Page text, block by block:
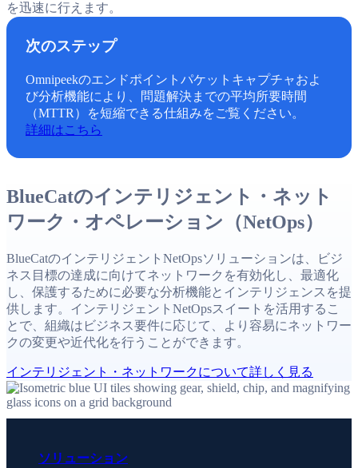
を迅速に行えます。
次のステップ
Omnipeekのエンドポイントパケットキャプチャおよ
び分析機能により、問題解決までの平均所要時間
（MTTR）を短縮できる仕組みをご覧ください。
詳細はこちら
BlueCatのインテリジェント・ネット
ワーク・オペレーション（NetOps）
BlueCatのインテリジェントNetOpsソリューションは、ビジ
ネス目標の達成に向けてネットワークを有効化し、最適化
し、保護するために必要な分析機能とインテリジェンスを提
供します。インテリジェントNetOpsスイートを活用するこ
とで、組織はビジネス要件に応じて、より容易にネットワー
クの変更や近代化を行うことができます。
インテリジェント・ネットワークについて詳しく見る
ソリューション